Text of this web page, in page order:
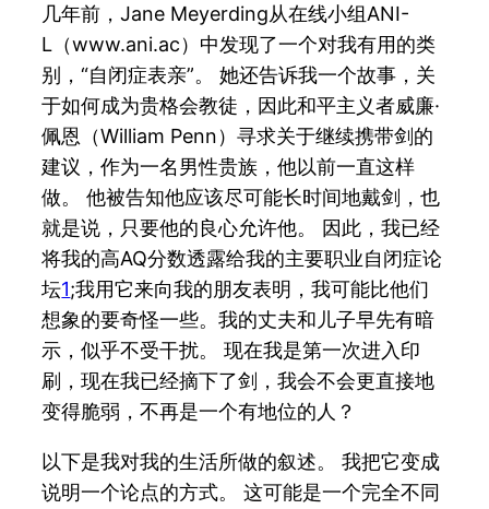
几年前，Jane Meyerding从在线小组ANI-
L（www.ani.ac）中发现了一个对我有用的类
别，“自闭症表亲”。 她还告诉我一个故事，关
于如何成为贵格会教徒，因此和平主义者威廉·
佩恩（William Penn）寻求关于继续携带剑的
建议，作为一名男性贵族，他以前一直这样
做。 他被告知他应该尽可能长时间地戴剑，也
就是说，只要他的良心允许他。 因此，我已经
将我的高AQ分数透露给我的主要职业自闭症论
坛1;我用它来向我的朋友表明，我可能比他们
想象的要奇怪一些。我的丈夫和儿子早先有暗
示，似乎不受干扰。 现在我是第一次进入印
刷，现在我已经摘下了剑，我会不会更直接地
变得脆弱，不再是一个有地位的人？
以下是我对我的生活所做的叙述。 我把它变成
说明一个论点的方式。 这可能是一个完全不同